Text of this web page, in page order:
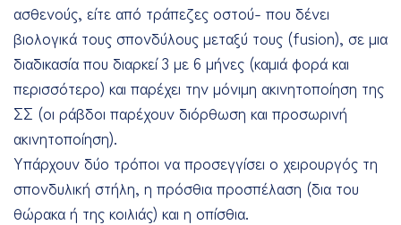
ασθενούς, είτε από τράπεζες οστού- που δένει
βιολογικά τους σπονδύλους μεταξύ τους (fusion), σε μια
διαδικασία που διαρκεί 3 με 6 μήνες (καμιά φορά και
περισσότερο) και παρέχει την μόνιμη ακινητοποίηση της
ΣΣ (οι ράβδοι παρέχουν διόρθωση και προσωρινή
ακινητοποίηση).
Υπάρχουν δύο τρόποι να προσεγγίσει ο χειρουργός τη
σπονδυλική στήλη, η πρόσθια προσπέλαση (δια του
θώρακα ή της κοιλιάς) και η οπίσθια.